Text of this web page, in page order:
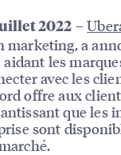
2022 –
marketing, a
les
avec les
offre aux
que les
sont